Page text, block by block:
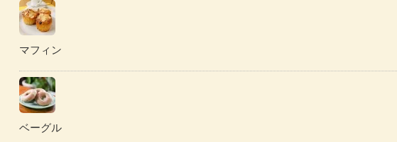
マフィン
ベーグル